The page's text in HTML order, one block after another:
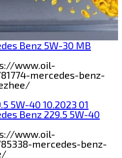
Benz 5W-30 MB
www.oil-
mercedes-benz-
Benz 229.5 5W-40
www.oil-
mercedes-benz-